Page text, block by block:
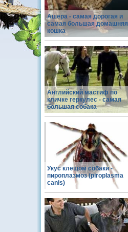
Ашера - самая дорогая и
самая большая домашняя
кошка
Английский мастиф по
кличке геркулес - самая
большая собака
Укус клещом собаки -
пироплазмоз (piroplasma
canis)